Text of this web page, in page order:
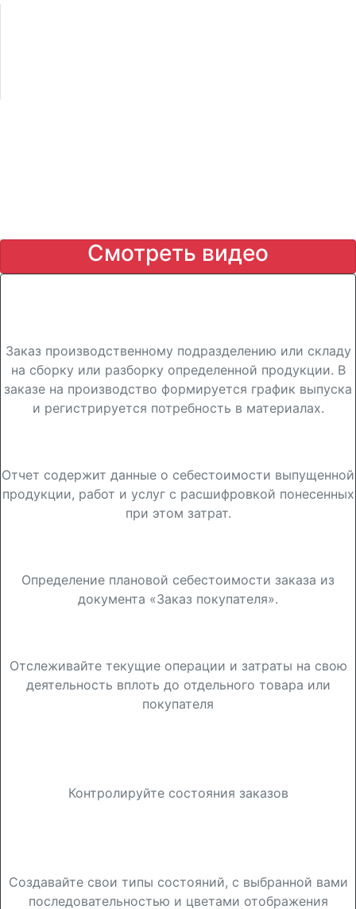
Смотреть видео
Заказ производственному подразделению или складу
на сборку или разборку определенной продукции. В
заказе на производство формируется график выпуска
и регистрируется потребность в материалах.
Отчет содержит данные о себестоимости выпущенной
продукции, работ и услуг с расшифровкой понесенных
при этом затрат.
Определение плановой себестоимости заказа из
документа «Заказ покупателя».
Отслеживайте текущие операции и затраты на свою
деятельность вплоть до отдельного товара или
покупателя
Контролируйте состояния заказов
Создавайте свои типы состояний, с выбранной вами
последовательностью и цветами отображения